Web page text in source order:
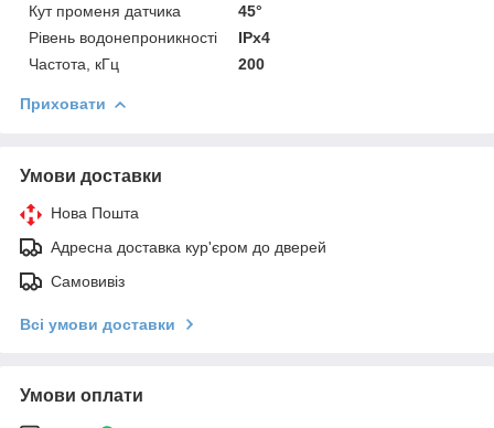
Кут променя датчика
45°
Рівень водонепроникності
IPx4
Частота, кГц
200
Приховати
Умови доставки
Нова Пошта
Адресна доставка кур'єром до дверей
Самовивіз
Всі умови доставки
Умови оплати